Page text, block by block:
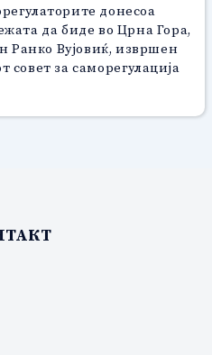
донесоа
да биде во Црна Гора,
Ранко Вујовиќ, извршен
за саморегулација